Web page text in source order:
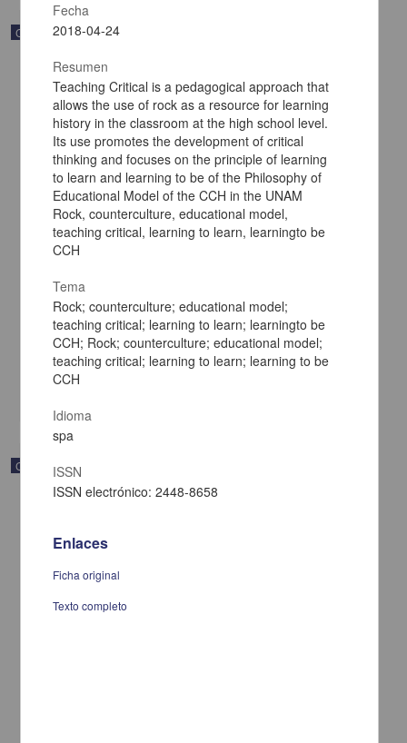
Correspondencia postal
Carta de Francisco Martínez Baca a Francisco I. Madero
felicitándolo por el triunfo de la causa
Martínez Baca, Francisco
[sin fecha]
Multidisciplina
Correspondencia postal
Fecha
2018-04-24
Resumen
Teaching Critical is a pedagogical approach that
allows the use of rock as a resource for learning
history in the classroom at the high school level.
Its use promotes the development of critical
thinking and focuses on the principle of learning
to learn and learning to be of the Philosophy of
Educational Model of the CCH in the UNAM
Rock, counterculture, educational model,
teaching critical, learning to learn, learningto be
CCH
Tema
Rock; counterculture; educational model;
teaching critical; learning to learn; learningto be
CCH; Rock; counterculture; educational model;
teaching critical; learning to learn; learning to be
CCH
Idioma
spa
ISSN
ISSN electrónico: 2448-8658
Enlaces
Ficha original
Texto completo